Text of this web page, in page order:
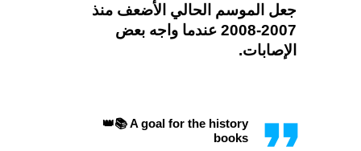
جعل الموسم الحالي الأضعف منذ
2007-2008 عندما واجه بعض
الإصابات.
👑📚 A goal for the history
books